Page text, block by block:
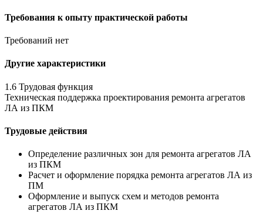
Требования к опыту практической работы
Требований нет
Другие характеристики
1.6 Трудовая функция
Техническая поддержка проектирования ремонта агрегатов
ЛА из ПКМ
Трудовые действия
Определение различных зон для ремонта агрегатов ЛА
из ПКМ
Расчет и оформление порядка ремонта агрегатов ЛА из
ПМ
Оформление и выпуск схем и методов ремонта
агрегатов ЛА из ПКМ